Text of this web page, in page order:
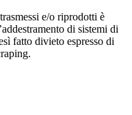
e/o riprodotti è
di sistemi di
fatto divieto espresso di